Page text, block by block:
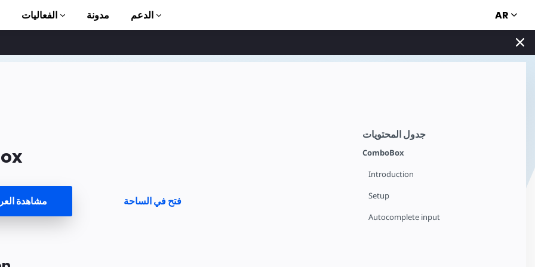
to AMP
الفعاليات مدونة الدعم AR
جدول المحتويات
ComboBox
Introduction
Setup
Autocomplete input
مشاهدة فتح في الساحة